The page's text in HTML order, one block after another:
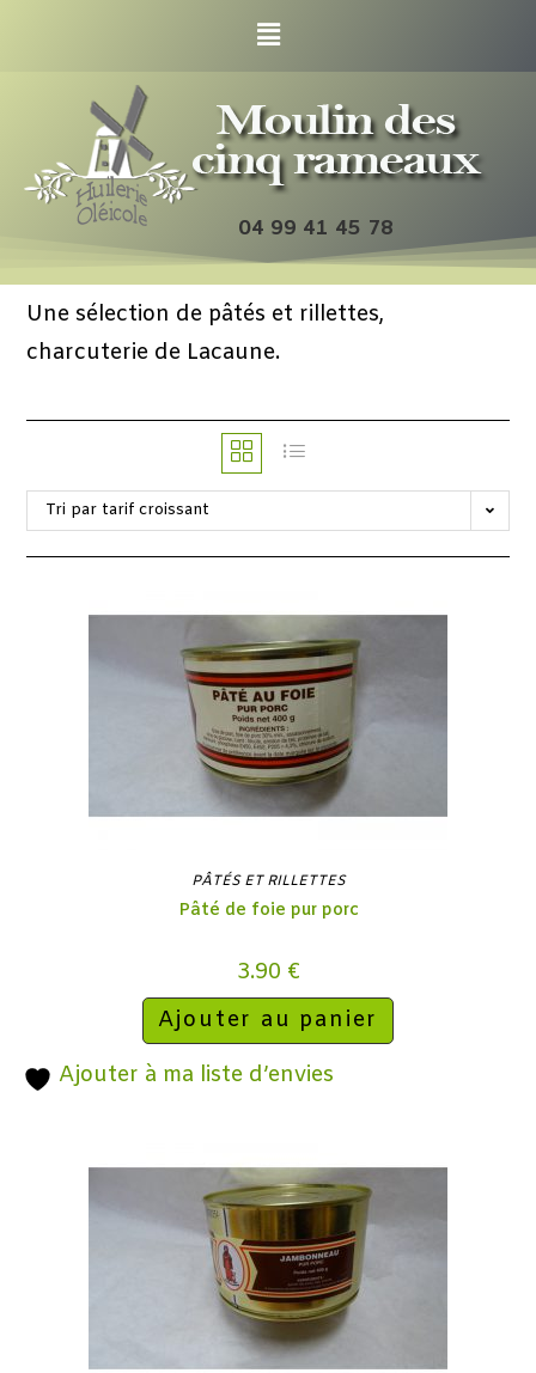
04 99 41 45 78
Une sélection de pâtés et rillettes,
charcuterie de Lacaune.
Tri par tarif croissant
PÂTÉS ET RILLETTES
Pâté de foie pur porc
3.90 €
Ajouter au panier
Ajouter à ma liste d’envies